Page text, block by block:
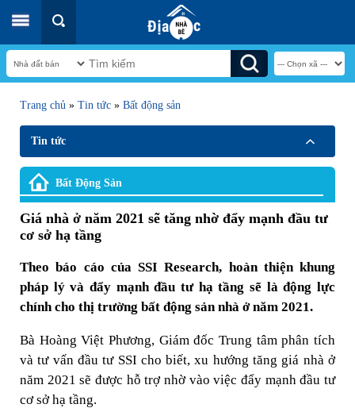
Trang chủ » Tin tức » Bất động sản
Tin tức
Bất Động Sản
Giá nhà ở năm 2021 sẽ tăng nhờ đẩy mạnh đầu tư
cơ sở hạ tầng
Theo báo cáo của SSI Research, hoàn thiện khung
pháp lý và đẩy mạnh đầu tư hạ tầng sẽ là động lực
chính cho thị trường bất động sản nhà ở năm 2021.
Bà Hoàng Việt Phương, Giám đốc Trung tâm phân tích
và tư vấn đầu tư SSI cho biết, xu hướng tăng giá nhà ở
năm 2021 sẽ được hỗ trợ nhờ vào việc đẩy mạnh đầu tư
cơ sở hạ tầng.